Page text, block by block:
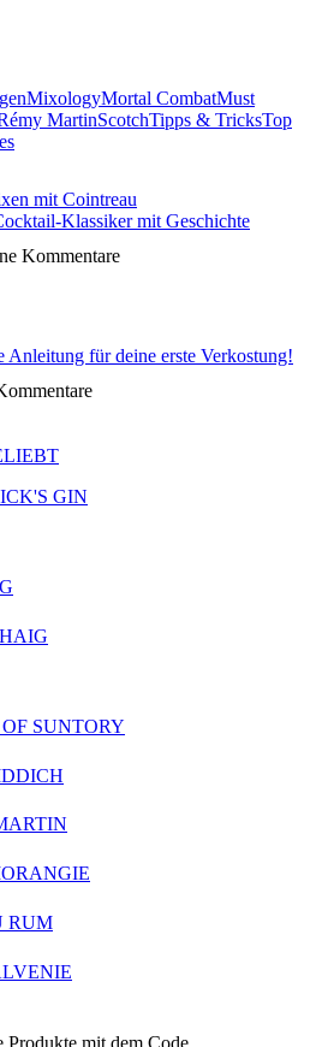
MixologyMortal CombatMust
MartinScotchTipps & TricksTop
Klassiker mit Geschichte
Kommentare
Anleitung für deine erste Verkostung!
GIN
SUNTORY
RUM
Produkte mit dem Code